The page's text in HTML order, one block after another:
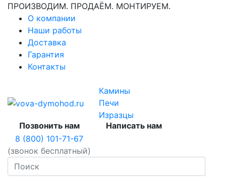
ПРОИЗВОДИМ. ПРОДАЁМ. МОНТИРУЕМ.
О компании
Наши работы
Доставка
Гарантия
Контакты
Камины
Печи
Изразцы
Позвонить нам
8 (800) 101-71-67
(звонок бесплатный)
Написать нам